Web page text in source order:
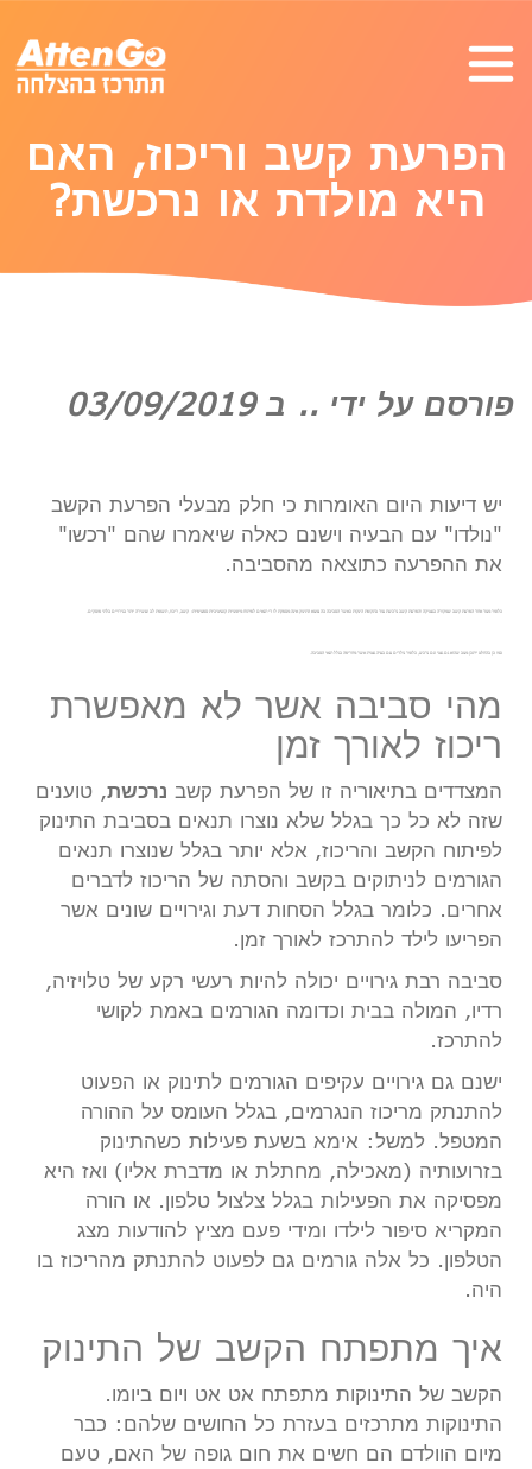
הפרעת קשב וריכוז, האם
היא מולדת או נרכשת?
פורסם על ידי .. ב 03/09/2019
יש דיעות היום האומרות כי חלק מבעלי הפרעת הקשב
"נולדו" עם הבעיה וישנם כאלה שיאמרו שהם "רכשו"
את ההפרעה כתוצאה מהסביבה.
כלומר מצד אחד הפרעת קשב שמקורה בגנטיקה והפרעת קשב נרכשת עוד בתקופת הינקות כאשר הסביבה בה נמצא התינוק אינה מספקת לו די תנאים לפיתוח מיומנויות קוגניטיביות ספציפיות: קשב, ריכוז, תשומת לב ועשירה יותר בגירויים בלתי פוסקים.
כמו כן בהחלט ייתכן מצב שהוא גם גנטי וגם נרכש, כלומר נולדים עם בעיה גנטית אשר מחריפה בגלל תנאי הסביבה.
מהי סביבה אשר לא מאפשרת
ריכוז לאורך זמן
המצדדים בתיאוריה זו של הפרעת קשב נרכשת, טוענים
שזה לא כל כך בגלל שלא נוצרו תנאים בסביבת התינוק
לפיתוח הקשב והריכוז, אלא יותר בגלל שנוצרו תנאים
הגורמים לניתוקים בקשב והסתה של הריכוז לדברים
אחרים. כלומר בגלל הסחות דעת וגירויים שונים אשר
הפריעו לילד להתרכז לאורך זמן.
סביבה רבת גירויים יכולה להיות רעשי רקע של טלויזיה,
רדיו, המולה בבית וכדומה הגורמים באמת לקושי
להתרכז.
ישנם גם גירויים עקיפים הגורמים לתינוק או הפעוט
להתנתק מריכוז הנגרמים, בגלל העומס על ההורה
המטפל. למשל: אימא בשעת פעילות כשהתינוק
בזרועותיה (מאכילה, מחתלת או מדברת אליו) ואז היא
מפסיקה את הפעילות בגלל צלצול טלפון. או הורה
המקריא סיפור לילדו ומידי פעם מציץ להודעות מצג
הטלפון. כל אלה גורמים גם לפעוט להתנתק מהריכוז בו
היה.
איך מתפתח הקשב של התינוק
הקשב של התינוקות מתפתח אט אט ויום ביומו.
התינוקות מתרכזים בעזרת כל החושים שלהם: כבר
מיום הוולדם הם חשים את חום גופה של האם, טעם